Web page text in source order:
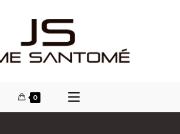
0